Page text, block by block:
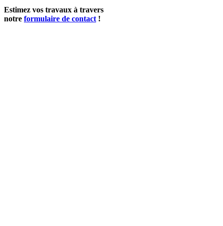
Estimez vos travaux à travers
notre formulaire de contact !